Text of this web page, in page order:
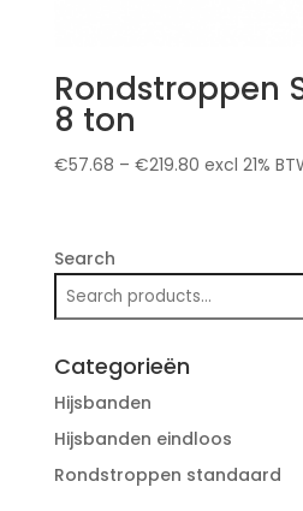
Rondstroppen
8 ton
€57.68 – €219.80 excl 21%
Search
Categorieën
Hijsbanden
Hijsbanden eindloos
Rondstroppen standaard